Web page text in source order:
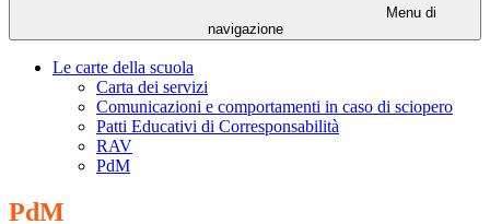
Menu di
navigazione
Le carte della scuola
Carta dei servizi
Comunicazioni e comportamenti in caso di sciopero
Patti Educativi di Corresponsabilità
RAV
PdM
PdM